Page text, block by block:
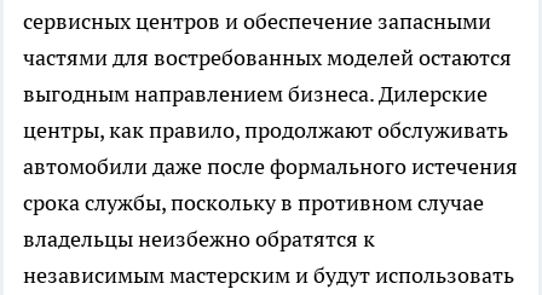
сервисных центров и обеспечение запасными
частями для востребованных моделей остаются
выгодным направлением бизнеса. Дилерские
центры, как правило, продолжают обслуживать
автомобили даже после формального истечения
срока службы, поскольку в противном случае
владельцы неизбежно обратятся к
независимым мастерским и будут использовать